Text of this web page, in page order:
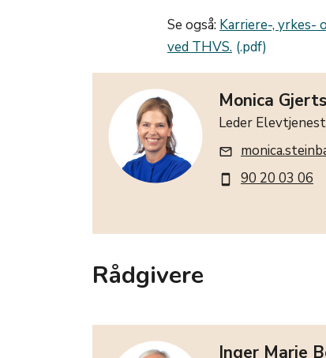
Se også: Karriere-, yrkes-
ved THVS.
Monica
Leder
mail_outline
smartphone 90 20 03 06
Rådgivere
Inger Marie